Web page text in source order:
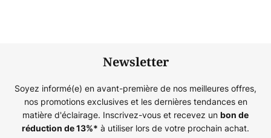
Newsletter
Soyez informé(e) en avant-première de nos meilleures offres,
nos promotions exclusives et les dernières tendances en
matière d'éclairage. Inscrivez-vous et recevez un bon de
réduction de13%* à utiliser lors de votre prochain achat.